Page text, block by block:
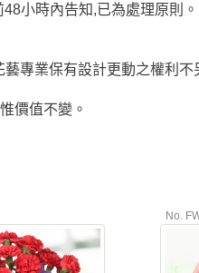
小時內告知,已為處理原則。
專業保有設計更動之權利
價值不變。
No.